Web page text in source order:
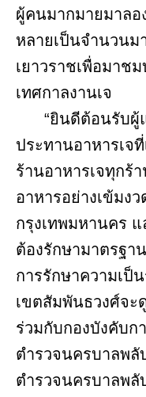
ผู้คนมากมายมาลอ
หลายเป็นจำนวนม
เยาวราชเพื่อมาช
เทศกาลงานเจ
“ยินดีต้อนรับผู้แ
ประทานอาหารเจ
ร้านอาหารเจทุกร้
อาหารอย่างเข้มง
กรุงเทพมหานคร
ต้องรักษามาตรฐ
การรักษาความเป็
เขตสัมพันธวงศ์จ
ร่วมกับกองบังคับก
ตำรวจนครบาลพลั
ตำรวจนครบาลพลั